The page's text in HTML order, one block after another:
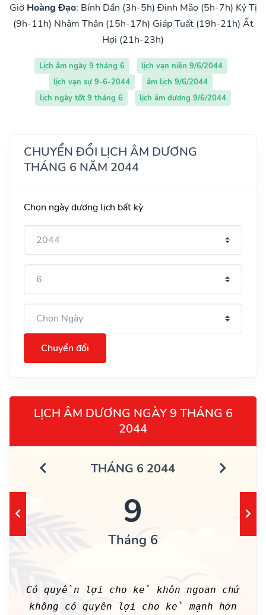
Giờ Hoàng Đạo: Bính Dần (3h-5h) Đinh Mão (5h-7h) Kỷ Tị
(9h-11h) Nhâm Thân (15h-17h) Giáp Tuất (19h-21h) Ất
Hợi (21h-23h)
Lịch âm ngày 9 tháng 6
lịch vạn niên 9/6/2044
lịch vạn sự 9-6-2044
âm lịch 9/6/2044
lịch ngày tốt 9 tháng 6
lịch âm dương 9/6/2044
CHUYỂN ĐỔI LỊCH ÂM DƯƠNG
THÁNG 6 NĂM 2044
Chọn ngày dương lịch bất kỳ
Chuyển đổi
LỊCH ÂM DƯƠNG NGÀY 9 THÁNG 6
2044
THÁNG 6 2044
9
Tháng 6
Có quyền lợi cho kẻ khôn ngoan chứ
không có quyên lợi cho kẻ mạnh hơn